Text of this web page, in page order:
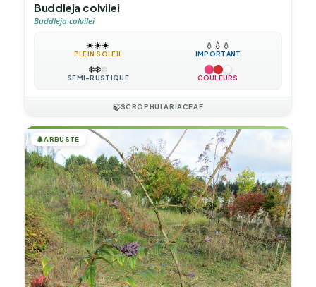
Buddleja colvilei
Buddleja colvilei
☀️☀️☀️
PLEIN SOLEIL
💧 💧 💧
IMPORTANT
❄️❄️❄️
SEMI-RUSTIQUE COULEURS
🍃SCROPHULARIACEAE
🌲ARBUSTE